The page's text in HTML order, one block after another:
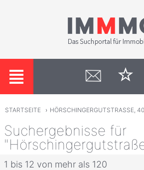
STARTSEITE › HÖRSCHINGERGUTSTRASSE,
Suchergebnisse für
1 bis 12 von mehr als 120